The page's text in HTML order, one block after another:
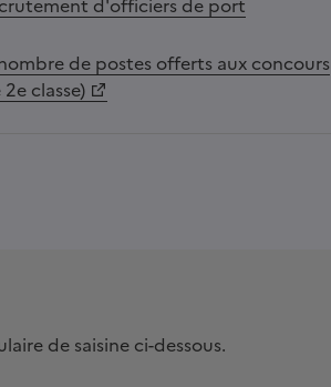
de postes offerts aux concours
classe)
de saisine ci-dessous.